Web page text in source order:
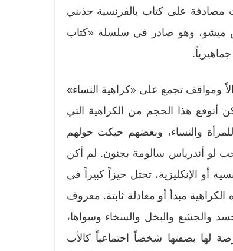
مصادفة على كتاب بالفرنسية جذبني
ميشو، وهو صادر في سلسلة «كتاب
ومواقف تجمع على «كراهية النساء»
أتوقع هذا الحجم من الكراهية التي
والنساء، وبعضهم حيكت حولهم
لو أندرياس سالومة بجنون. لم أكن
أو الإنكليزية، تحتل حيزاً كبيراً في
مبدأ أو معادلة ثابتة. معروف
والجشع والبخل والسخاء وسواها،
لها بصفتها شخصاً اجتماعياً كالأب